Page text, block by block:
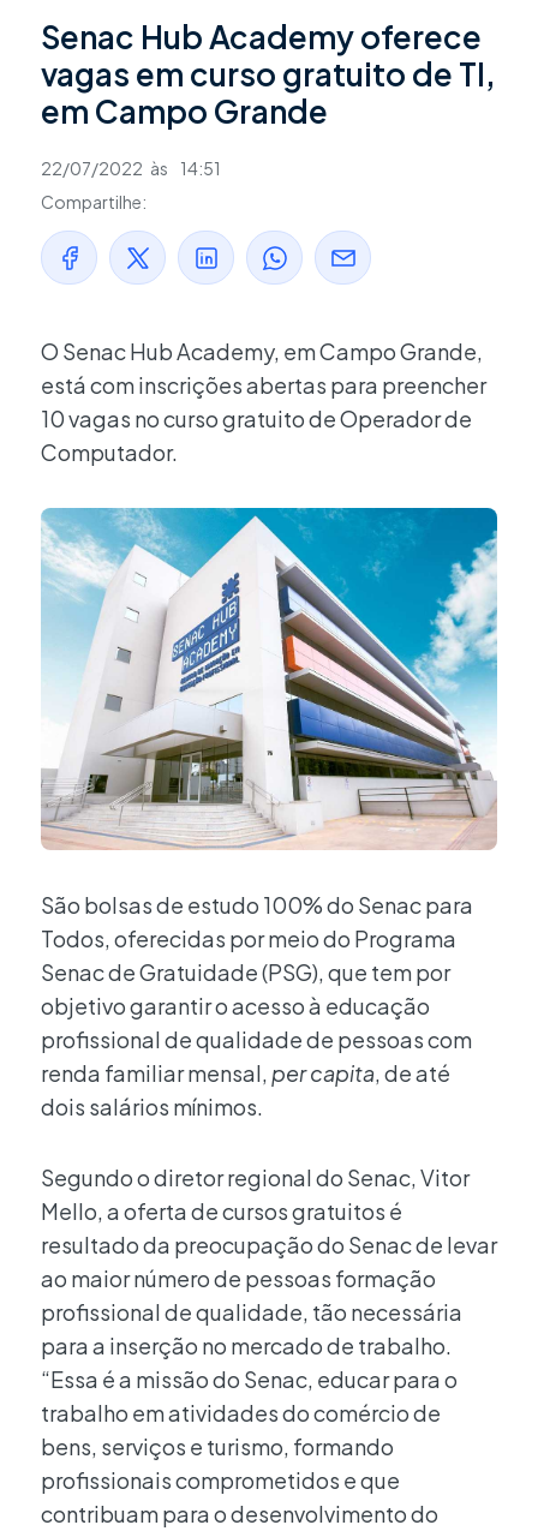
Senac Hub Academy oferece
vagas em curso gratuito de TI,
em Campo Grande
22/07/2022 às
14:51
Compartilhe:
O Senac Hub Academy, em Campo Grande,
está com inscrições abertas para preencher
10 vagas no curso gratuito de Operador de
Computador.
São bolsas de estudo 100% do Senac para
Todos, oferecidas por meio do Programa
Senac de Gratuidade (PSG), que tem por
objetivo garantir o acesso à educação
profissional de qualidade de pessoas com
renda familiar mensal, per capita , de até
dois salários mínimos.
Segundo o diretor regional do Senac, Vitor
Mello, a oferta de cursos gratuitos é
resultado da preocupação do Senac de levar
ao maior número de pessoas formação
profissional de qualidade, tão necessária
para a inserção no mercado de trabalho.
“Essa é a missão do Senac, educar para o
trabalho em atividades do comércio de
bens, serviços e turismo, formando
profissionais comprometidos e que
contribuam para o desenvolvimento do